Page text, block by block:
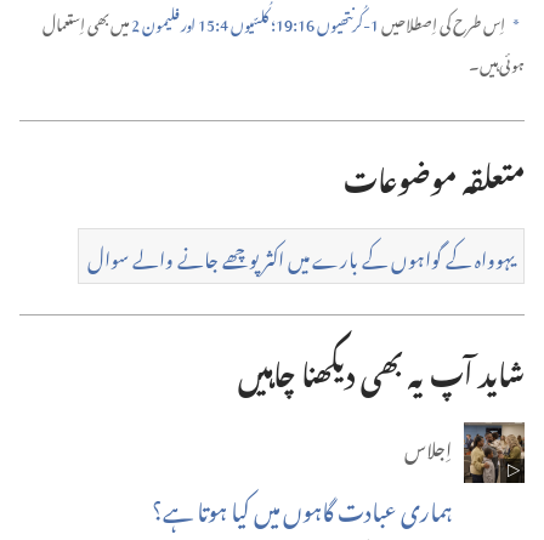
a اِس طرح کی اِصطلا‌حیں1-‏کُرنتھیوں 16:‏19؛‏ کُلسّیوں 4:‏15 اور فلیمون 2 میں بھی اِستعمال
ہوئی ہیں۔‏
متعلقہ موضوعات
یہوواہ کے گواہوں کے بارے میں اکثر پوچھے جانے والے سوال
شاید آپ یہ بھی دیکھنا چاہیں
اِجلاس
ہماری عبادت گاہوں میں کیا ہوتا ہے؟‏